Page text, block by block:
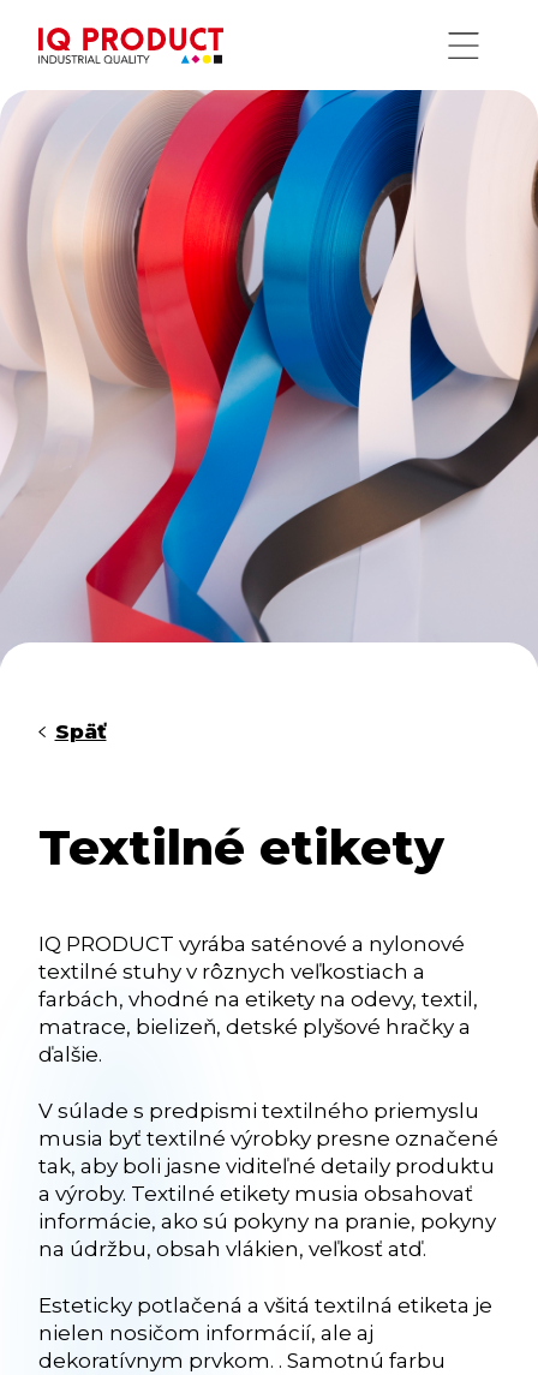
Späť
Textilné etikety
IQ PRODUCT vyrába saténové a nylonové
textilné stuhy v rôznych veľkostiach a
farbách, vhodné na etikety na odevy, textil,
matrace, bielizeň, detské plyšové hračky a
ďalšie.
V súlade s predpismi textilného priemyslu
musia byť textilné výrobky presne označené
tak, aby boli jasne viditeľné detaily produktu
a výroby. Textilné etikety musia obsahovať
informácie, ako sú pokyny na pranie, pokyny
na údržbu, obsah vlákien, veľkosť atď.
Esteticky potlačená a všitá textilná etiketa je
nielen nosičom informácií, ale aj
dekoratívnym prvkom. . Samotnú farbu